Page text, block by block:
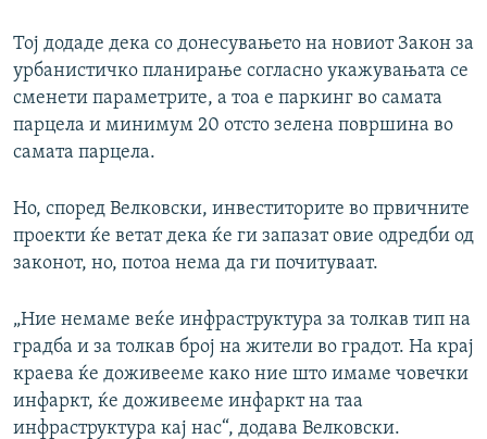
Тој додаде дека со донесувањето на новиот Закон за
урбанистичко планирање согласно укажувањата се
сменети параметрите, а тоа е паркинг во самата
парцела и минимум 20 отсто зелена површина во
самата парцела.
Но, според Велковски, инвеститорите во првичните
проекти ќе ветат дека ќе ги запазат овие одредби од
законот, но, потоа нема да ги почитуваат.
„Ние немаме веќе инфраструктура за толкав тип на
градба и за толкав број на жители во градот. На крај
краева ќе доживееме како ние што имаме човечки
инфаркт, ќе доживееме инфаркт на таа
инфраструктура кај нас“, додава Велковски.